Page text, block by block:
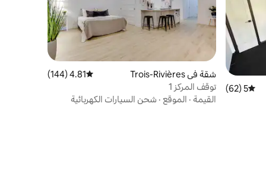
متوسط التقييم 5 من 5، 62 مراجعات
5 (62)
شقة في Trois-Rivières متوسط التقييم 4.81 من 5، 144 مراجعات
4.81 (144)
توقف المركز 1
القيمة · الموقع · شحن السيارات الكهربائية